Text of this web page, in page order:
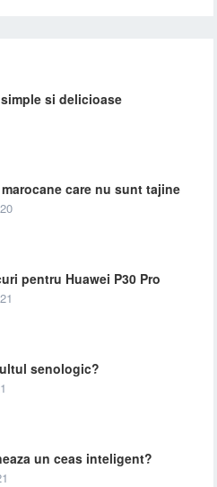
si delicioase
care nu sunt tajine
pentru Huawei P30 Pro
senologic?
un ceas inteligent?